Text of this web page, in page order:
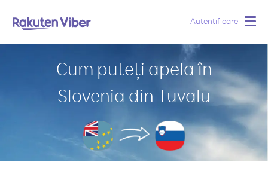
Autentificare
Cum puteți apela în
Slovenia din Tuvalu